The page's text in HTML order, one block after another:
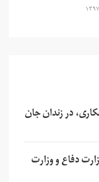
در زندان جان
دفاع و وزارت